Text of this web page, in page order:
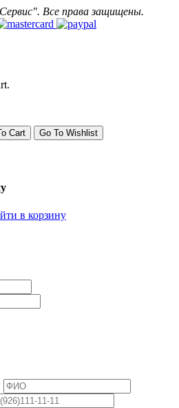
Все права защищены.
Cart Go To Wishlist
в корзину